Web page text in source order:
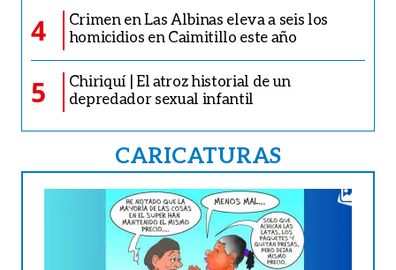
4
Crimen en Las Albinas eleva a seis los
homicidios en Caimitillo este año
5
Chiriquí | El atroz historial de un
depredador sexual infantil
CARICATURAS